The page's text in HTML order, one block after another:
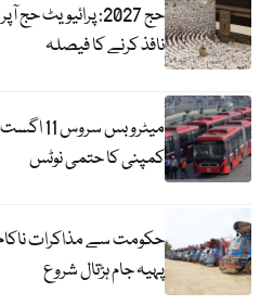
حج 2027: پرائیویٹ
نافذ کرنے کا فیصلہ
میٹرو
کمپنی کا حتمی نوٹس
حکومت سے مذاکرات
پہیہ جام ہڑتال شروع